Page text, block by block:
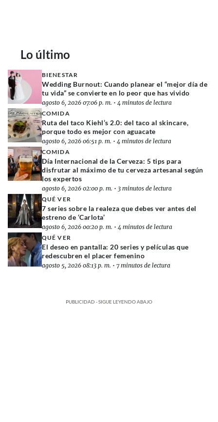
Lo último
BIENESTAR
Wedding Burnout: Cuando planear el “mejor día de
tu vida” se convierte en lo peor que has vivido
agosto 6, 2026 07:06 p. m. • 4 minutos de lectura
COMIDA
Ruta del taco Kiehl’s 2.0: del taco al skincare,
porque todo es mejor con aguacate
agosto 6, 2026 06:51 p. m. • 4 minutos de lectura
COMIDA
Día Internacional de la Cerveza: 5 tips para
disfrutar al máximo de tu cerveza artesanal según
los expertos
agosto 6, 2026 02:00 p. m. • 3 minutos de lectura
QUÉ VER
7 series sobre la realeza que debes ver antes del
estreno de ‘Carlota’
agosto 6, 2026 00:20 p. m. • 4 minutos de lectura
QUÉ VER
El deseo en pantalla: 20 series y películas que
redescubren el placer femenino
agosto 5, 2026 08:13 p. m. • 7 minutos de lectura
PUBLICIDAD - SIGUE LEYENDO ABAJO